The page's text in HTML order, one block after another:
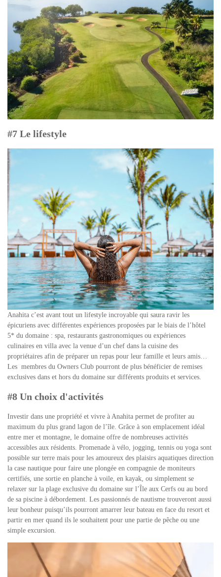
#7 Le lifestyle
Anahita c’est avant tout un lifestyle incroyable qui saura ravir les
épicuriens avec différentes expériences proposées par le biais de l’hôtel
5* du domaine : spa, restaurants gastronomiques ou expériences
culinaires en villa avec la venue d’un chef dans la cuisine des
propriétaires afin de préparer un repas pour leur famille et leurs amis…
Les membres du Owners Club pourront de plus bénéficier de remises
exclusives dans et hors du domaine sur différents produits et services.
#8 Un choix d'activités
Investir dans une propriété et vivre à Anahita permet de profiter au
maximum du plus grand lagon de l’île. Grâce à son emplacement idéal
entre mer et montagne, le domaine offre de nombreuses activités
accessibles aux résidents. Promenade à vélo, jogging, tennis ou yoga sont
possible sur terre mais pour les amoureux des plaisirs aquatiques direction
la case nautique pour faire une plongée en compagnie de moniteurs
certifiés, une sortie en planche à voile, en kayak, ou simplement se
relaxer sur la plage exclusive du domaine sur l’Île aux Cerfs ou au bord
de sa piscine à débordement. Les passionnés de nautisme trouveront aussi
leur bonheur puisqu’ils pourront amarrer leur bateau en face du resort et
partir en mer quand ils le souhaitent pour une partie de pêche ou une
simple excursion.